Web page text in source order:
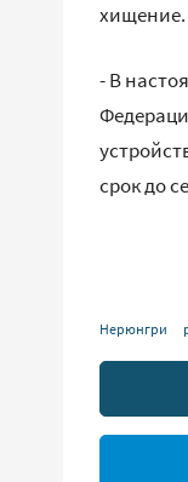
хищение.
- В
срок до
Нерюнгри